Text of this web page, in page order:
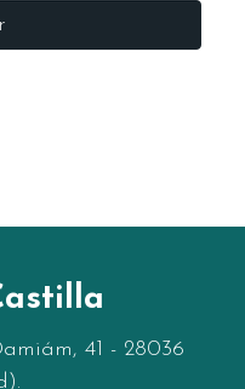
41 - 28036